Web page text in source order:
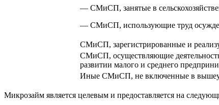
— СМиСП, занятые в
— СМиСП, использующие труд
СМиСП, зарегистрированные и
СМиСП, осуществляющие
развитии малого и среднего
Иные СМиСП, не включенные в
Микрозайм является целевым и предоставляется на